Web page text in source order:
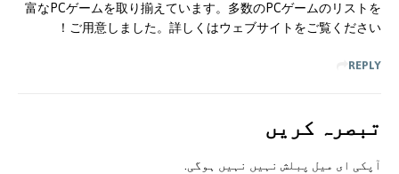
富なPCゲームを取り揃えています。多数のPCゲームのリストを
ご用意しました。詳しくはウェブサイトをご覧ください！
REPLY
تبصرہ کريں
آپکی ای ميل پبلش نہيں نہيں ہوگی.